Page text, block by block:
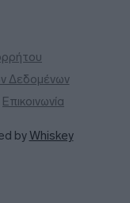
Δεδομένων
Επικοινωνία
byWhiskey